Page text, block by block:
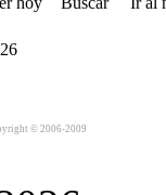
© 2006-2009